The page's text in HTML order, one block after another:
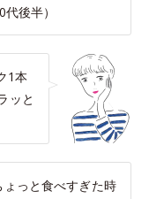
後半）
1本
ッと
っと食べすぎた時